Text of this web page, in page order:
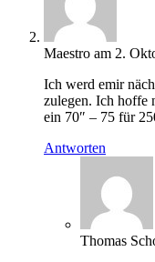
Maestro am 2.
Ich werd emir
zulegen. Ich hoffe
ein 70″ – 75 für
Antworten
Thomas